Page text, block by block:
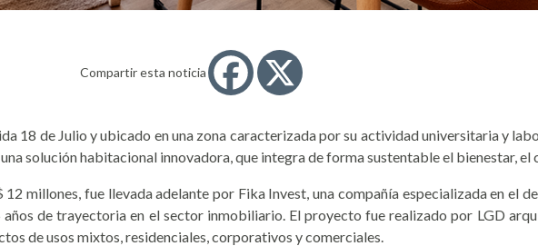
Compartir esta noticia
18 de Julio y ubicado en una zona caracterizada por su actividad universitaria y
solución habitacional innovadora, que integra de forma sustentable el bienestar, el
12 millones, fue llevada adelante por Fika Invest, una compañía especializada en el
años de trayectoria en el sector inmobiliario. El proyecto fue realizado por LGD
de usos mixtos, residenciales, corporativos y comerciales.